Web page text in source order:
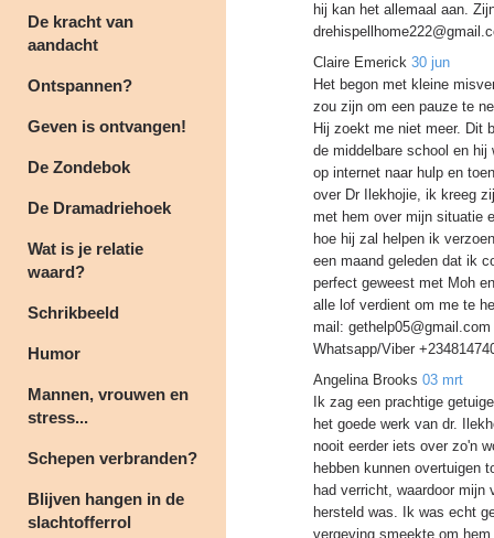
De kracht van
aandacht
Ontspannen?
Geven is ontvangen!
De Zondebok
De Dramadriehoek
Wat is je relatie
waard?
Schrikbeeld
Humor
Mannen, vrouwen en
stress...
Schepen verbranden?
Blijven hangen in de
slachtofferrol
hij kan het allemaal aan.
Claire Emerick 30 jun
Het begon met kleine
zou zijn om een pauze te
Hij zoekt me niet meer. Dit
de middelbare school en
op internet naar hulp en
over Dr Ilekhojie, ik kreeg
met hem over mijn situatie
hoe hij zal helpen ik
een maand geleden dat ik
perfect geweest met Moh
alle lof verdient om me te
mail:
Whatsapp/Viber
Angelina Brooks 03 mrt
Ik zag een prachtige
het goede werk van dr.
nooit eerder iets over zo'n
hebben kunnen overtuigen
had verricht, waardoor mijn
hersteld was. Ik was echt
vergeving smeekte om